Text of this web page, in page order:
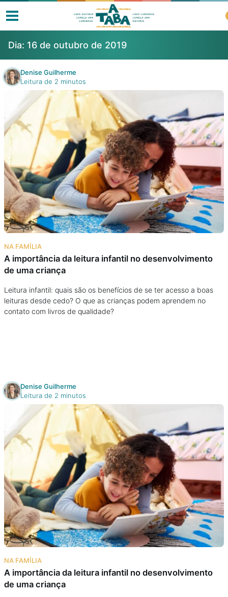
Livros
Resenhas
Clube de Leitores
Listas
Como ler?
Na escola
Na família
Colunas
E-Books
Eventos
Podcast
Assine
Taba na Escola
Dia: 16 de outubro de 2019
Denise Guilherme
Leitura de 2 minutos
NA FAMÍLIA
A importância da leitura infantil no desenvolvimento
de uma criança
Leitura infantil: quais são os benefícios de se ter acesso a boas
leituras desde cedo? O que as crianças podem aprendem no
contato com livros de qualidade?
Denise Guilherme
Leitura de 2 minutos
NA FAMÍLIA
A importância da leitura infantil no desenvolvimento
de uma criança